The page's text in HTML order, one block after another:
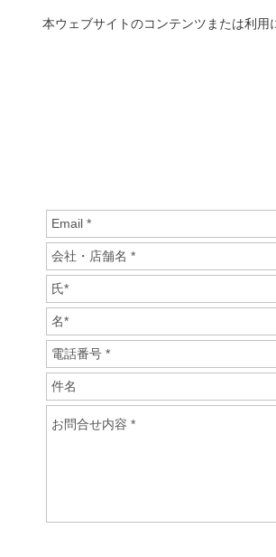
本ウェブサイトのコンテンツまたは利